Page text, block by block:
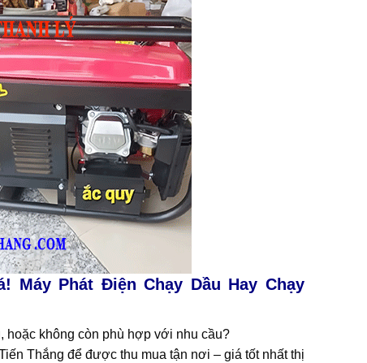
Máy Phát Điện Chạy Dầu Hay Chạy
hoặc không còn phù hợp với nhu cầu?
Thắng để được thu mua tận nơi – giá tốt nhất thị